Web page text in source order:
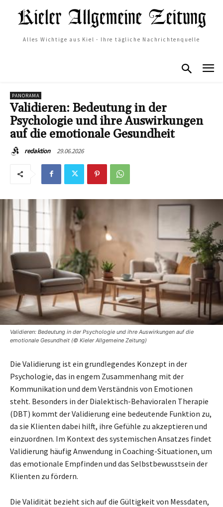
Alles Wichtige aus Kiel - Ihre tägliche Nachrichtenquelle
PANORAMA
Validieren: Bedeutung in der
Psychologie und ihre Auswirkungen
auf die emotionale Gesundheit
redaktion 29.06.2026
Validieren: Bedeutung in der Psychologie und ihre Auswirkungen auf die
emotionale Gesundheit (© Kieler Allgemeine Zeitung)
Die Validierung ist ein grundlegendes Konzept in der
Psychologie, das in engem Zusammenhang mit der
Kommunikation und dem Verständnis von Emotionen
steht. Besonders in der Dialektisch-Behavioralen Therapie
(DBT) kommt der Validierung eine bedeutende Funktion zu,
da sie Klienten dabei hilft, ihre Gefühle zu akzeptieren und
einzuordnen. Im Kontext des systemischen Ansatzes findet
Validierung häufig Anwendung in Coaching-Situationen, um
das emotionale Empfinden und das Selbstbewusstsein der
Klienten zu fördern.
Die Validität bezieht sich auf die Gültigkeit von Messdaten,